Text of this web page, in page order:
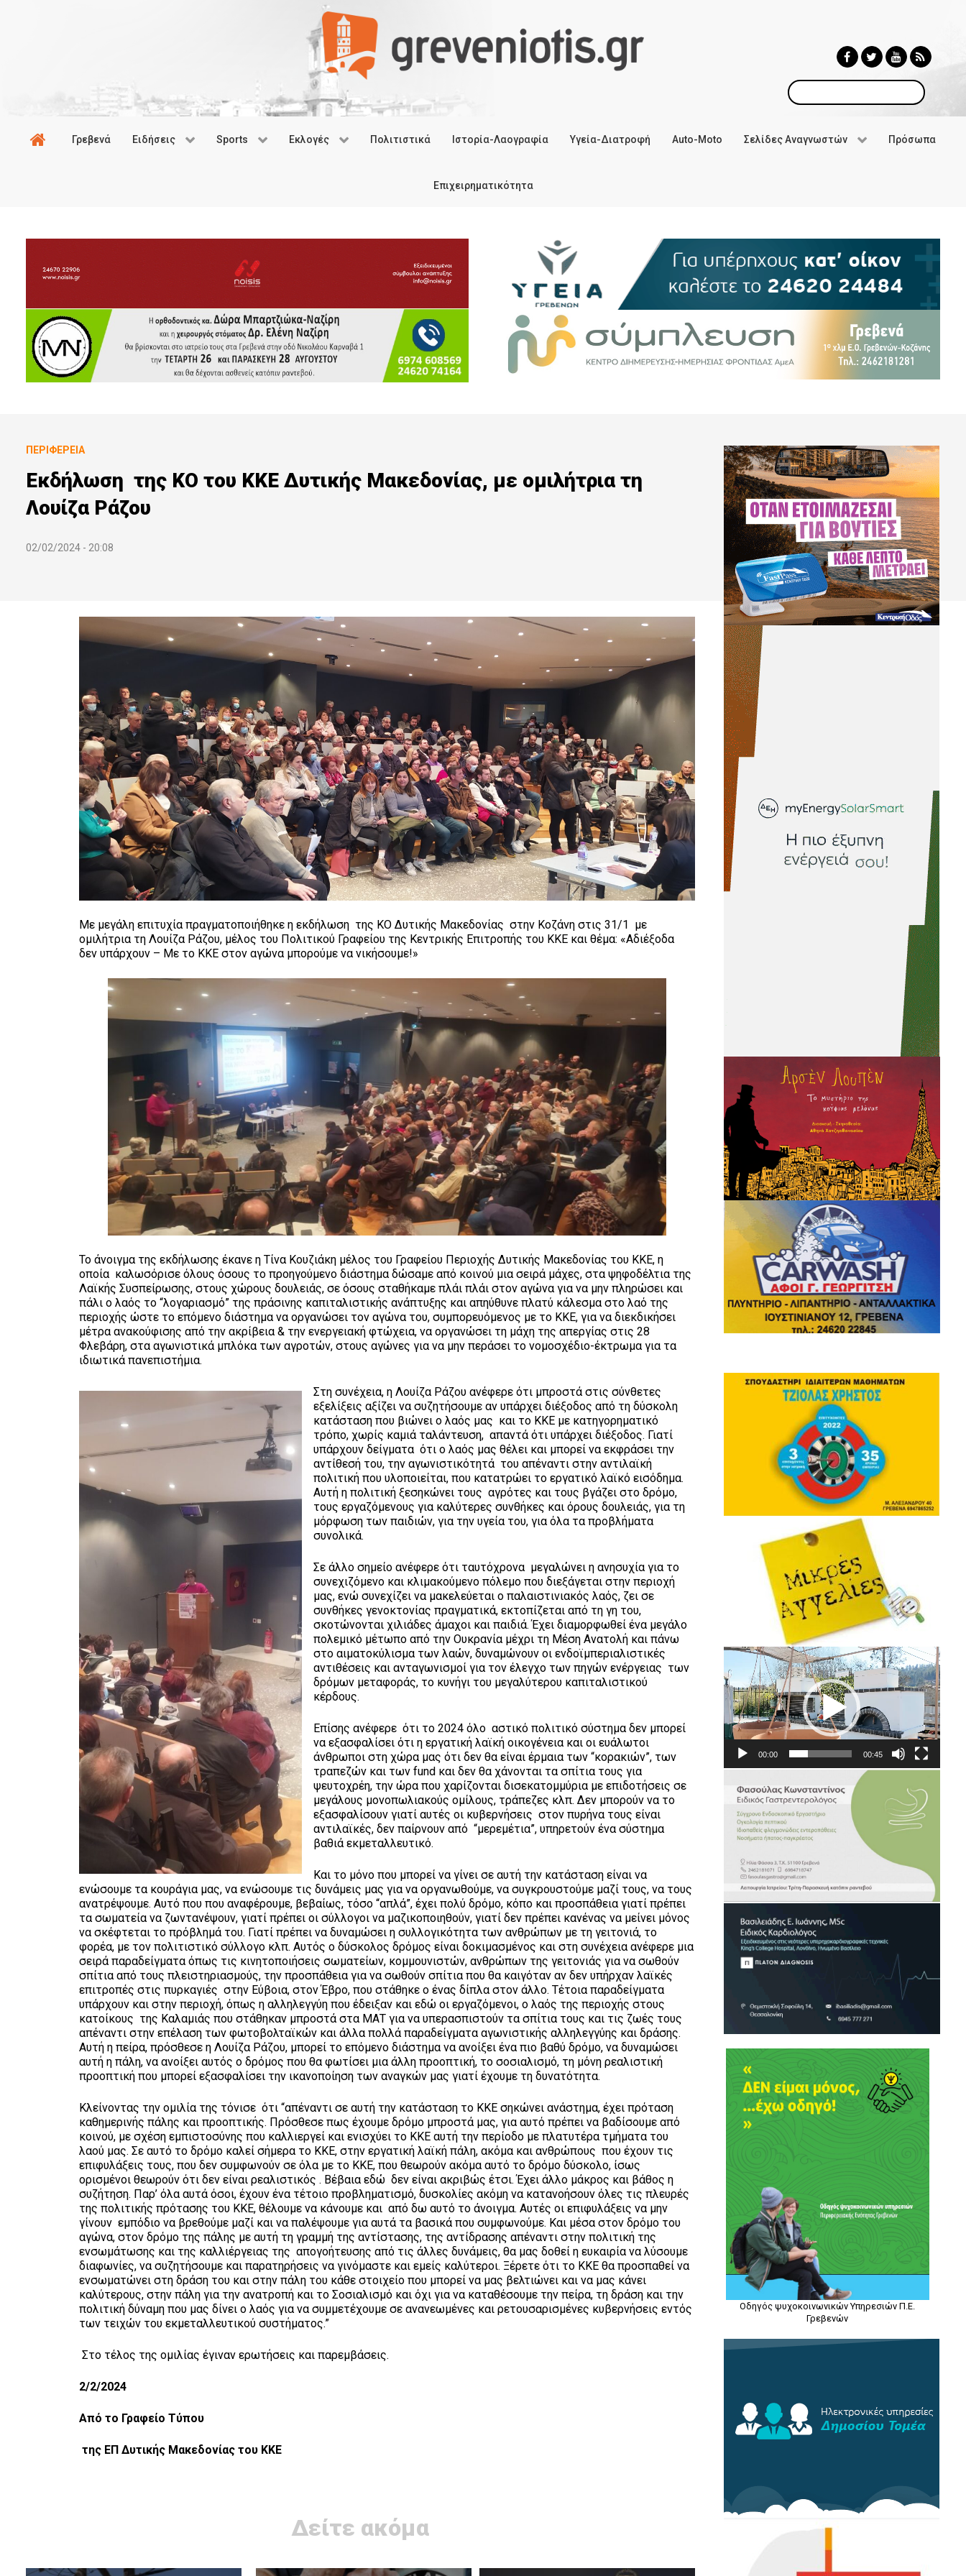
Αναζήτηση
Γρεβενά Ειδήσεις Sports Εκλογές Πολιτιστικά Ιστορία-Λαογραφία Υγεία-Διατροφή Auto-Moto Σελίδες Αναγνωστών Πρόσωπα
Επιχειρηματικότητα
ΠΕΡΙΦΈΡΕΙΑ
Εκδήλωση της ΚΟ του ΚΚΕ Δυτικής Μακεδονίας, με ομιλήτρια τη
Λουίζα Ράζου
02/02/2024 - 20:08
Με μεγάλη επιτυχία πραγματοποιήθηκε η εκδήλωση της ΚΟ Δυτικής Μακεδονίας στην Κοζάνη στις 31/1 με
ομιλήτρια τη Λουίζα Ράζου, μέλος του Πολιτικού Γραφείου της Κεντρικής Επιτροπής του ΚΚΕ και θέμα: «Αδιέξοδα
δεν υπάρχουν – Με το ΚΚΕ στον αγώνα μπορούμε να νικήσουμε!»
Το άνοιγμα της εκδήλωσης έκανε η Τίνα Κουζιάκη μέλος του Γραφείου Περιοχής Δυτικής Μακεδονίας του ΚΚΕ, η
οποία καλωσόρισε όλους όσους το προηγούμενο διάστημα δώσαμε από κοινού μια σειρά μάχες, στα ψηφοδέλτια της
Λαϊκής Συσπείρωσης, στους χώρους δουλειάς, σε όσους σταθήκαμε πλάι πλάι στον αγώνα για να μην πληρώσει και
πάλι ο λαός το “λογαριασμό” της πράσινης καπιταλιστικής ανάπτυξης και απηύθυνε πλατύ κάλεσμα στο λαό της
περιοχής ώστε το επόμενο διάστημα να οργανώσει τον αγώνα του, συμπορευόμενος με το ΚΚΕ, για να διεκδικήσει
μέτρα ανακούφισης από την ακρίβεια & την ενεργειακή φτώχεια, να οργανώσει τη μάχη της απεργίας στις 28
Φλεβάρη, στα αγωνιστικά μπλόκα των αγροτών, στους αγώνες για να μην περάσει το νομοσχέδιο-έκτρωμα για τα
ιδιωτικά πανεπιστήμια.
Στη συνέχεια, η Λουίζα Ράζου ανέφερε ότι μπροστά στις σύνθετες
εξελίξεις αξίζει να συζητήσουμε αν υπάρχει διέξοδος από τη δύσκολη
κατάσταση που βιώνει ο λαός μας και το ΚΚΕ με κατηγορηματικό
τρόπο, χωρίς καμιά ταλάντευση, απαντά ότι υπάρχει διέξοδος. Γιατί
υπάρχουν δείγματα ότι ο λαός μας θέλει και μπορεί να εκφράσει την
αντίθεσή του, την αγωνιστικότητά του απέναντι στην αντιλαϊκή
πολιτική που υλοποιείται, που κατατρώει το εργατικό λαϊκό εισόδημα.
Αυτή η πολιτική ξεσηκώνει τους αγρότες και τους βγάζει στο δρόμο,
τους εργαζόμενους για καλύτερες συνθήκες και όρους δουλειάς, για τη
μόρφωση των παιδιών, για την υγεία του, για όλα τα προβλήματα
συνολικά.
Σε άλλο σημείο ανέφερε ότι ταυτόχρονα μεγαλώνει η ανησυχία για το
συνεχιζόμενο και κλιμακούμενο πόλεμο που διεξάγεται στην περιοχή
μας, ενώ συνεχίζει να μακελεύεται ο παλαιστινιακός λαός, ζει σε
συνθήκες γενοκτονίας πραγματικά, εκτοπίζεται από τη γη του,
σκοτώνονται χιλιάδες άμαχοι και παιδιά. Έχει διαμορφωθεί ένα μεγάλο
πολεμικό μέτωπο από την Ουκρανία μέχρι τη Μέση Ανατολή και πάνω
στο αιματοκύλισμα των λαών, δυναμώνουν οι ενδοϊμπεριαλιστικές
αντιθέσεις και ανταγωνισμοί για τον έλεγχο των πηγών ενέργειας των
δρόμων μεταφοράς, το κυνήγι του μεγαλύτερου καπιταλιστικού
κέρδους.
Επίσης ανέφερε ότι το 2024 όλο αστικό πολιτικό σύστημα δεν μπορεί
να εξασφαλίσει ότι η εργατική λαϊκή οικογένεια και οι ευάλωτοι
άνθρωποι στη χώρα μας ότι δεν θα είναι έρμαια των “κορακιών”, των
τραπεζών και των fund και δεν θα χάνονται τα σπίτια τους για
ψευτοχρέη, την ώρα που χαρίζονται δισεκατομμύρια με επιδοτήσεις σε
μεγάλους μονοπωλιακούς ομίλους, τράπεζες κλπ. Δεν μπορούν να το
εξασφαλίσουν γιατί αυτές οι κυβερνήσεις στον πυρήνα τους είναι
αντιλαϊκές, δεν παίρνουν από “μερεμέτια”, υπηρετούν ένα σύστημα
βαθιά εκμεταλλευτικό.
Και το μόνο που μπορεί να γίνει σε αυτή την κατάσταση είναι να
ενώσουμε τα κουράγια μας, να ενώσουμε τις δυνάμεις μας για να οργανωθούμε, να συγκρουστούμε μαζί τους, να τους
ανατρέψουμε. Αυτό που που αναφέρουμε, βεβαίως, τόσο “απλά”, έχει πολύ δρόμο, κόπο και προσπάθεια γιατί πρέπει
τα σωματεία να ζωντανέψουν, γιατί πρέπει οι σύλλογοι να μαζικοποιηθούν, γιατί δεν πρέπει κανένας να μείνει μόνος
να σκέφτεται το πρόβλημά του. Γιατί πρέπει να δυναμώσει η συλλογικότητα των ανθρώπων με τη γειτονιά, το
φορέα, με τον πολιτιστικό σύλλογο κλπ. Αυτός ο δύσκολος δρόμος είναι δοκιμασμένος και στη συνέχεια ανέφερε μια
σειρά παραδείγματα όπως τις κινητοποιήσεις σωματείων, κομμουνιστών, ανθρώπων της γειτονιάς για να σωθούν
σπίτια από τους πλειστηριασμούς, την προσπάθεια για να σωθούν σπίτια που θα καιγόταν αν δεν υπήρχαν λαϊκές
επιτροπές στις πυρκαγιές στην Εύβοια, στον Έβρο, που στάθηκε ο ένας δίπλα στον άλλο. Τέτοια παραδείγματα
υπάρχουν και στην περιοχή, όπως η αλληλεγγύη που έδειξαν και εδώ οι εργαζόμενοι, ο λαός της περιοχής στους
κατοίκους της Καλαμιάς που στάθηκαν μπροστά στα ΜΑΤ για να υπερασπιστούν τα σπίτια τους και τις ζωές τους
απέναντι στην επέλαση των φωτοβολταϊκών και άλλα πολλά παραδείγματα αγωνιστικής αλληλεγγύης και δράσης.
Αυτή η πείρα, πρόσθεσε η Λουίζα Ράζου, μπορεί το επόμενο διάστημα να ανοίξει ένα πιο βαθύ δρόμο, να δυναμώσει
αυτή η πάλη, να ανοίξει αυτός ο δρόμος που θα φωτίσει μια άλλη προοπτική, το σοσιαλισμό, τη μόνη ρεαλιστική
προοπτική που μπορεί εξασφαλίσει την ικανοποίηση των αναγκών μας γιατί έχουμε τη δυνατότητα.
Κλείνοντας την ομιλία της τόνισε ότι “απέναντι σε αυτή την κατάσταση το ΚΚΕ σηκώνει ανάστημα, έχει πρόταση
καθημερινής πάλης και προοπτικής. Πρόσθεσε πως έχουμε δρόμο μπροστά μας, για αυτό πρέπει να βαδίσουμε από
κοινού, με σχέση εμπιστοσύνης που καλλιεργεί και ενισχύει το ΚΚΕ αυτή την περίοδο με πλατυτέρα τμήματα του
λαού μας. Σε αυτό το δρόμο καλεί σήμερα το ΚΚΕ, στην εργατική λαϊκή πάλη, ακόμα και ανθρώπους που έχουν τις
επιφυλάξεις τους, που δεν συμφωνούν σε όλα με το ΚΚΕ, που θεωρούν ακόμα αυτό το δρόμο δύσκολο, ίσως
ορισμένοι θεωρούν ότι δεν είναι ρεαλιστικός . Βέβαια εδώ δεν είναι ακριβώς έτσι. Έχει άλλο μάκρος και βάθος η
συζήτηση. Παρ’ όλα αυτά όσοι, έχουν ένα τέτοιο προβληματισμό, δυσκολίες ακόμη να κατανοήσουν όλες τις πλευρές
της πολιτικής πρότασης του ΚΚΕ, θέλουμε να κάνουμε και από δω αυτό το άνοιγμα. Αυτές οι επιφυλάξεις να μην
γίνουν εμπόδιο να βρεθούμε μαζί και να παλέψουμε για αυτά τα βασικά που συμφωνούμε. Και μέσα στον δρόμο του
αγώνα, στον δρόμο της πάλης με αυτή τη γραμμή της αντίστασης, της αντίδρασης απέναντι στην πολιτική της
ενσωμάτωσης και της καλλιέργειας της απογοήτευσης από τις άλλες δυνάμεις, θα μας δοθεί η ευκαιρία να λύσουμε
διαφωνίες, να συζητήσουμε και παρατηρήσεις να γινόμαστε και εμείς καλύτεροι. Ξέρετε ότι το ΚΚΕ θα προσπαθεί να
ενσωματώνει στη δράση του και στην πάλη του κάθε στοιχείο που μπορεί να μας βελτιώνει και να μας κάνει
καλύτερους, στην πάλη για την ανατροπή και το Σοσιαλισμό και όχι για να καταθέσουμε την πείρα, τη δράση και την
πολιτική δύναμη που μας δίνει ο λαός για να συμμετέχουμε σε ανανεωμένες και ρετουσαρισμένες κυβερνήσεις εντός
των τειχών του εκμεταλλευτικού συστήματος.”
Στο τέλος της ομιλίας έγιναν ερωτήσεις και παρεμβάσεις.
2/2/2024
Από το Γραφείο Τύπου
της ΕΠ Δυτικής Μακεδονίας του ΚΚΕ
Δείτε ακόμα
Πρόγραμμα
Αναπαραγωγής
Βίντεο
00:00 00:45
Οδηγός ψυχοκοινωνικών Υπηρεσιών Π.Ε.
Γρεβενών